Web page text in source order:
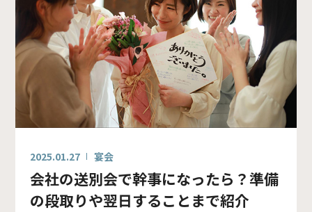
2025.01.27 宴会
会社の送別会で幹事になったら？準備
の段取りや翌日することまで紹介